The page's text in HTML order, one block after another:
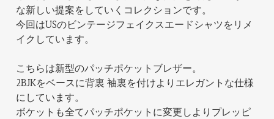
な新しい提案をしていくコレクションです。
今回はUSのビンテージフェイクスエードシャツをリメ
イクしています。
こちらは新型のパッチポケットブレザー。
2BJKをベースに背裏 袖裏を付けよりエレガントな仕様
にしています。
ボケットも全てパッチポケットに変更しよりプレッピ